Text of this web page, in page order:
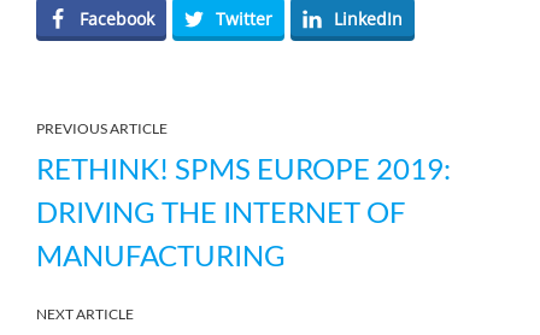
Facebook Twitter LinkedIn
PREVIOUS ARTICLE
RETHINK! SPMS EUROPE 2019:
DRIVING THE INTERNET OF
MANUFACTURING
NEXT ARTICLE